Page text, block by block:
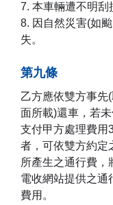
7. 本車輛遭不明刮
8. 因自然災害(如
失。
第九條
乙方應依雙方事先
面所載)還車，若
支付甲方處理費用
者，可依雙方約定
所產生之通行費，
電收網站提供之通
費用。